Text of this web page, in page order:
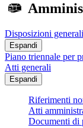
Disposizioni generali
Espandi
Piano triennale per
Atti generali
Espandi
Riferimenti
Atti
Documenti di